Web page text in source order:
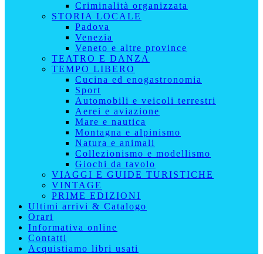
Criminalità organizzata
STORIA LOCALE
Padova
Venezia
Veneto e altre province
TEATRO E DANZA
TEMPO LIBERO
Cucina ed enogastronomia
Sport
Automobili e veicoli terrestri
Aerei e aviazione
Mare e nautica
Montagna e alpinismo
Natura e animali
Collezionismo e modellismo
Giochi da tavolo
VIAGGI E GUIDE TURISTICHE
VINTAGE
PRIME EDIZIONI
Ultimi arrivi & Catalogo
Orari
Informativa online
Contatti
Acquistiamo libri usati